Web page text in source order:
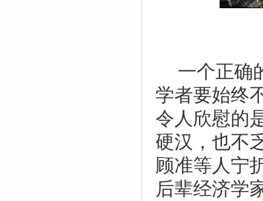
一个正确
学者要始终
令人欣慰的
硬汉，也不
顾准等人宁
后辈经济学